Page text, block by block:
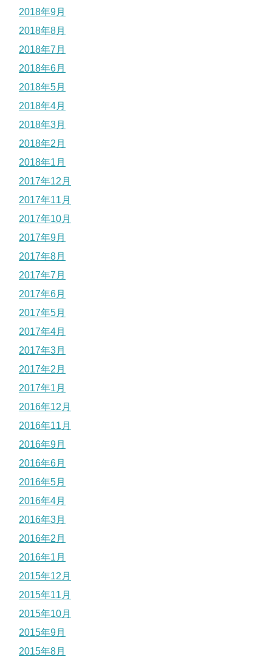
2018年9月
2018年8月
2018年7月
2018年6月
2018年5月
2018年4月
2018年3月
2018年2月
2018年1月
2017年12月
2017年11月
2017年10月
2017年9月
2017年8月
2017年7月
2017年6月
2017年5月
2017年4月
2017年3月
2017年2月
2017年1月
2016年12月
2016年11月
2016年9月
2016年6月
2016年5月
2016年4月
2016年3月
2016年2月
2016年1月
2015年12月
2015年11月
2015年10月
2015年9月
2015年8月